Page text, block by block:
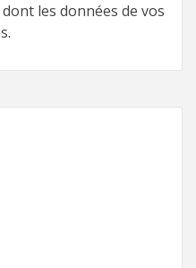
les données de vos
.